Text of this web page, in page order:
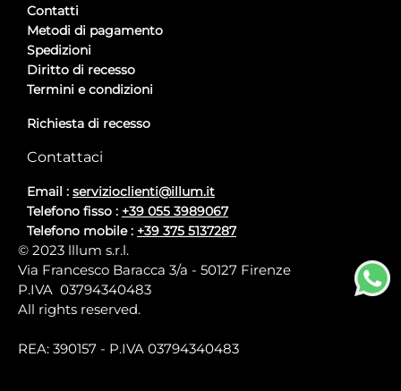
Contatti
Metodi di pagamento
Spedizioni
Diritto di recesso
Termini e condizioni
Richiesta di recesso
Contattaci
Email : servizioclienti@illum.it
Telefono fisso : +39 055 3989067
Telefono mobile : +39 375 5137287
© 2023 lllum s.r.l.
Via Francesco Baracca 3/a - 50127 Firenze
P.IVA 03794340483
All rights reserved.
REA: 390157 - P.IVA 03794340483